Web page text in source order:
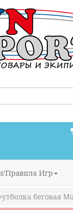
Правила Игр
беговая